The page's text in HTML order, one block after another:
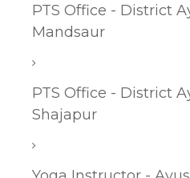
PTS Office - District
Mandsaur
PTS Office - District
Shajapur